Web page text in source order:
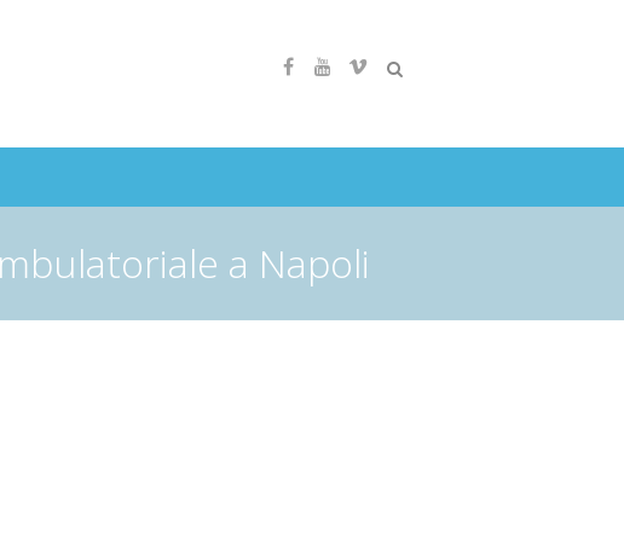
a Napoli